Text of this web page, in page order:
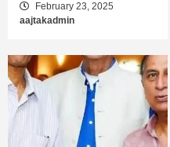
February 23, 2025
aajtakadmin